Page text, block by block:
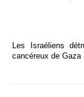
Les Israéliens
cancéreux de Gaza